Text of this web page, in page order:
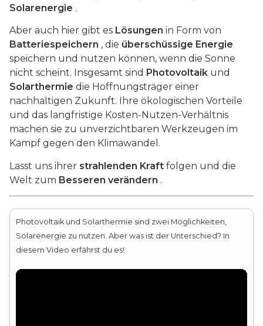
Solarenergie .
Aber auch hier gibt es Lösungen in Form von
Batteriespeichern , die überschüssige Energie
speichern und nutzen können, wenn die Sonne
nicht scheint. Insgesamt sind Photovoltaik und
Solarthermie die Hoffnungsträger einer
nachhaltigen Zukunft. Ihre ökologischen Vorteile
und das langfristige Kosten-Nutzen-Verhältnis
machen sie zu unverzichtbaren Werkzeugen im
Kampf gegen den Klimawandel.
Lasst uns ihrer strahlenden Kraft folgen und die
Welt zum Besseren verändern .
Photovoltaik und Solarthermie sind zwei Möglichkeiten,
Solarenergie zu nutzen. Aber was ist der Unterschied? In
diesem Video erfährst du es!